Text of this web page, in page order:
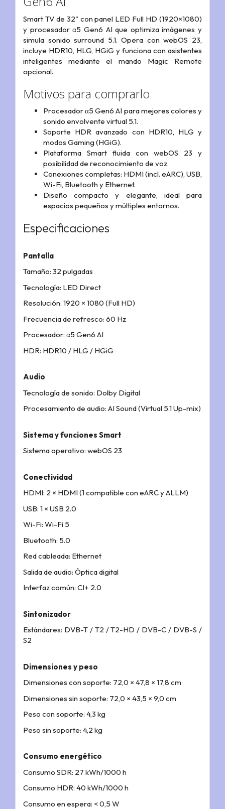
Smart TV de 32" con panel LED Full HD (1920×1080)
y procesador α5 Gen6 AI que optimiza imágenes y
simula sonido surround 5.1. Opera con webOS 23,
incluye HDR10, HLG, HGiG y funciona con asistentes
inteligentes mediante el mando Magic Remote
opcional.
Motivos para comprarlo
Procesador α5 Gen6 AI para mejores colores y
sonido envolvente virtual 5.1.
Soporte HDR avanzado con HDR10, HLG y
modos Gaming (HGiG).
Plataforma Smart fluida con webOS 23 y
posibilidad de reconocimiento de voz.
Conexiones completas: HDMI (incl. eARC), USB,
Wi-Fi, Bluetooth y Ethernet.
Diseño compacto y elegante, ideal para
espacios pequeños y múltiples entornos.
Especificaciones
Pantalla
Tamaño: 32 pulgadas
Tecnología: LED Direct
Resolución: 1920 × 1080 (Full HD)
Frecuencia de refresco: 60 Hz
Procesador: α5 Gen6 AI
HDR: HDR10 / HLG / HGiG
Audio
Tecnología de sonido: Dolby Digital
Procesamiento de audio: AI Sound (Virtual 5.1 Up-mix)
Sistema y funciones Smart
Sistema operativo: webOS 23
Conectividad
HDMI: 2 × HDMI (1 compatible con eARC y ALLM)
USB: 1 × USB 2.0
Wi-Fi: Wi-Fi 5
Bluetooth: 5.0
Red cableada: Ethernet
Salida de audio: Óptica digital
Interfaz común: CI+ 2.0
Sintonizador
Estándares: DVB-T / T2 / T2-HD / DVB-C / DVB-S /
S2
Dimensiones y peso
Dimensiones con soporte: 72,0 × 47,8 × 17,8 cm
Dimensiones sin soporte: 72,0 × 43,5 × 9,0 cm
Peso con soporte: 4,3 kg
Peso sin soporte: 4,2 kg
Consumo energético
Consumo SDR: 27 kWh/1000 h
Consumo HDR: 40 kWh/1000 h
Consumo en espera: < 0,5 W